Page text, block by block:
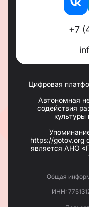
+7
Цифровая
Автономная
содействия
https://gotov.org
является АНО
Общая
ИНН: